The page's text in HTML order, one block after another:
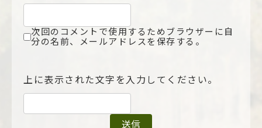
次回のコメントで使用するためブラウザーに自
分の名前、メールアドレスを保存する。
上に表示された文字を入力してください。